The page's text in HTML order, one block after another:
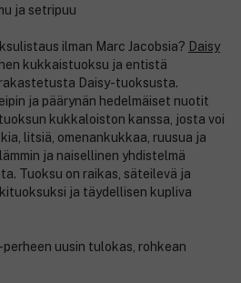
ja setripuu
ilman Marc Jacobsia? Daisy
kukkaistuoksu ja entistä
Daisy-tuoksusta.
ja päärynän hedelmäiset nuotit
kukkaloiston kanssa, josta voi
litsiä, omenankukkaa, ruusua ja
ja naisellinen yhdistelmä
Tuoksu on raikas, säteilevä ja
ja täydellisen kupliva
uusin tulokas, rohkean